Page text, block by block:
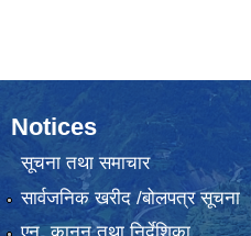
Notices
सूचना तथा समाचार
सार्वजनिक खरीद /बोलपत्र सूचना